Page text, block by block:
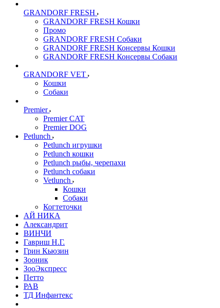
GRANDORF FRESH
GRANDORF FRESH Кошки
Промо
GRANDORF FRESH Собаки
GRANDORF FRESH Консервы Кошки
GRANDORF FRESH Консервы Собаки
GRANDORF VET
Кошки
Собаки
Premier
Premier CAT
Premier DOG
Petlunch
Petlunch игрушки
Petlunch кошки
Petlunch рыбы, черепахи
Petlunch собаки
Vetlunch
Кошки
Собаки
Когтеточки
АЙ НИКА
Александрит
ВИНЧИ
Гавриш Н.Г.
Грин Кьюзин
Зооник
ЗооЭкспресс
Петто
РАВ
ТД Инфантекс